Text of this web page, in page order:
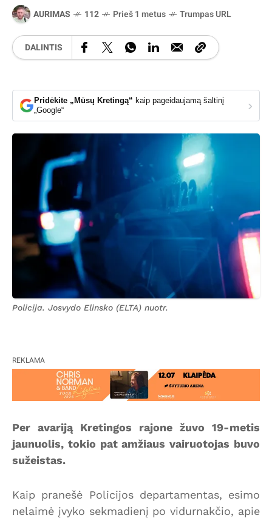
AURIMAS 112 Prieš 1 metus Trumpas URL
DALINTIS
Pridėkite „Mūsų Kretingą“ kaip pageidaujamą šaltinį
„Google“
›
Policija. Josvydo Elinsko (ELTA) nuotr.
REKLAMA
Per avariją Kretingos rajone žuvo 19-metis
jaunuolis, tokio pat amžiaus vairuotojas buvo
sužeistas.
Kaip pranešė Policijos departamentas, esimo
nelaimė įvyko sekmadienį po vidurnakčio, apie